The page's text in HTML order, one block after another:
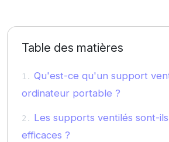
Table des matières
Qu'est-ce qu'un support
ordinateur portable ?
Les supports ventilés sont-
efficaces ?